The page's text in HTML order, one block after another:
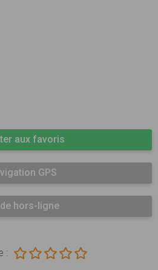
aux favoris
GPS
hors-ligne
: